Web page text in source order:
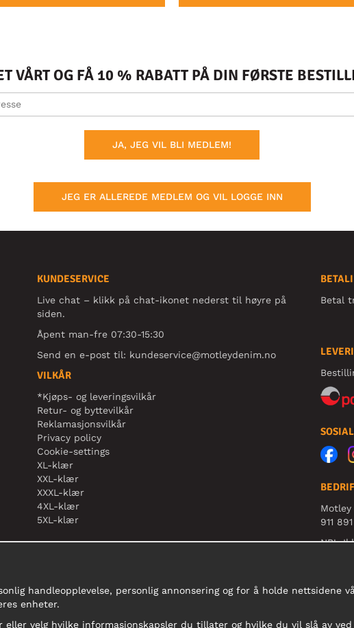
VÅRT OG FÅ 10 % RABATT PÅ DIN FØRSTE
JA, JEG VIL BLI MEDLEM!
JEG ER ALLEREDE MEDLEM OG VIL LOGGE INN
KUNDESERVICE
Live chat – klikk på chat-ikonet nederst til høyre på
siden.
Åpent man-fre 07:30-15:30
Send en e-post til: kundeservice@motleydenim.no
VILKÅR
*Kjøps- og leveringsvilkår
Retur- og byttevilkår
Reklamasjonsvilkår
Privacy policy
Cookie-settings
XL-klær
XXL-klær
XXXL-klær
4XL-klær
5XL-klær
Betal
Motley
911
NB!
handleopplevelse, personlig annonsering og for å holde nettsidene
enheter.
velg hvilke informasjonskapsler du tillater og hvilke du vil slå av